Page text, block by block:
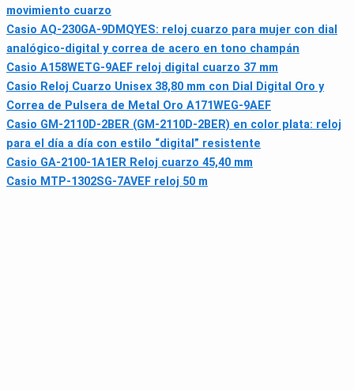
movimiento cuarzo
Casio AQ-230GA-9DMQYES: reloj cuarzo para mujer con dial
analógico-digital y correa de acero en tono champán
Casio A158WETG-9AEF reloj digital cuarzo 37 mm
Casio Reloj Cuarzo Unisex 38,80 mm con Dial Digital Oro y
Correa de Pulsera de Metal Oro A171WEG-9AEF
Casio GM-2110D-2BER (GM-2110D-2BER) en color plata: reloj
para el día a día con estilo “digital” resistente
Casio GA-2100-1A1ER Reloj cuarzo 45,40 mm
Casio MTP-1302SG-7AVEF reloj 50 m